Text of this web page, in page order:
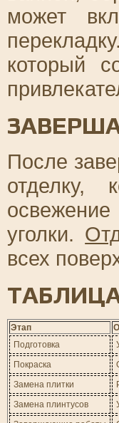
может
который
После
отделку,
уголки.
всех
Этап
Подготовка
Покраска
Замена плитки
Замена плинтусов